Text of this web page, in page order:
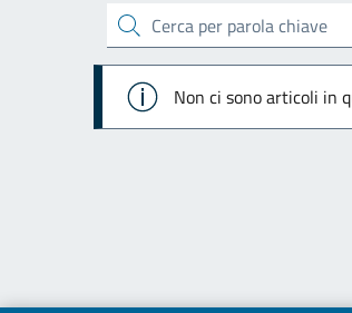
cerca
Info
Non ci sono articoli in